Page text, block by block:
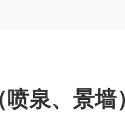
泉、景墙